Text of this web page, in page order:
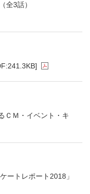
全3話）
ＣＭ・イベント・キ
ートレポート2018」